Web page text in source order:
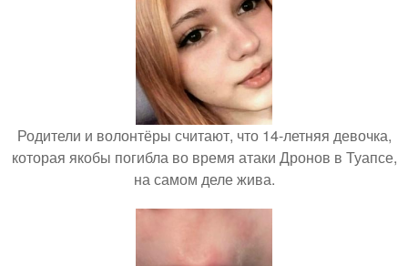
Родители и волонтёры считают, что 14-летняя девочка,
которая якобы погибла во время атаки Дронов в Туапсе,
на самом деле жива.